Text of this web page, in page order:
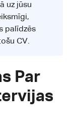
uz jūsu
palīdzēs
CV.
Par